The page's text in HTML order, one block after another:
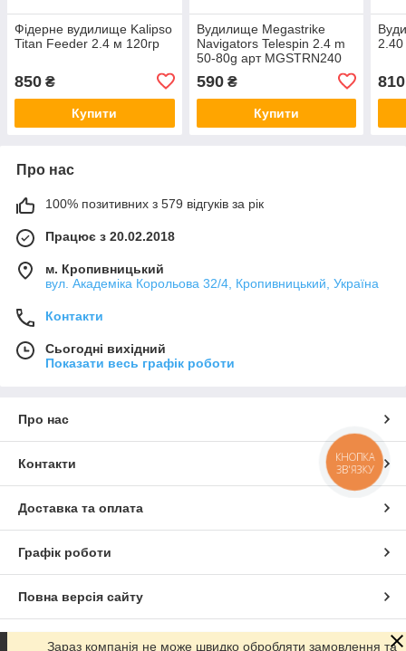
Фідерне вудилище Kalipso
Titan Feeder 2.4 м 120гр
850 ₴
Купити
Вудилище Megastrike
Navigators Telespin 2.4 m
50-80g арт MGSTRN240
590₴
Купити
810
Про нас
100% позитивних з 579 відгуків за рік
Працює з 20.02.2018
м. Кропивницький
вул. Академіка Корольова 32/4, Кропивницький, Україна
Контакти
Сьогодні вихідний
Показати весь графік роботи
Про нас
Контакти
Доставка та оплата
Графік роботи
Повна версія сайту
Сайт створено на маркетплейсі Prom.ua
Зараз компанія не може швидко обробляти замовлення та
КНОПКА
ЗВ'ЯЗКУ